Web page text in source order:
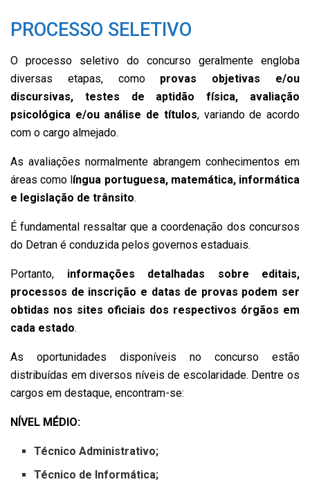
PROCESSO SELETIVO
O processo seletivo do concurso geralmente engloba
diversas etapas, como provas objetivas e/ou
discursivas, testes de aptidão física, avaliação
psicológica e/ou análise de títulos, variando de acordo
com o cargo almejado.
As avaliações normalmente abrangem conhecimentos em
áreas como língua portuguesa, matemática, informática
e legislação de trânsito.
É fundamental ressaltar que a coordenação dos concursos
do Detran é conduzida pelos governos estaduais.
Portanto, informações detalhadas sobre editais,
processos de inscrição e datas de provas podem ser
obtidas nos sites oficiais dos respectivos órgãos em
cada estado.
As oportunidades disponíveis no concurso estão
distribuídas em diversos níveis de escolaridade. Dentre os
cargos em destaque, encontram-se:
NÍVEL MÉDIO:
Técnico Administrativo;
Técnico de Informática;